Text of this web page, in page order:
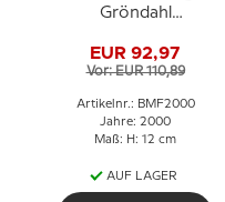
Gröndahl
EUR 92,97
Vor: EUR 110,89
Artikelnr.: BMF2000
Jahre: 2000
Maß: H: 12 cm
AUF LAGER